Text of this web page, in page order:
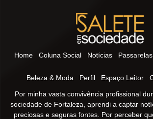
Home Coluna Social Notícias Passarelas
Beleza & Moda Perfil Espaço Leitor
Por minha vasta convivência profissional
sociedade de Fortaleza, aprendi a captar
preciosas e seguras fontes. Por perceber